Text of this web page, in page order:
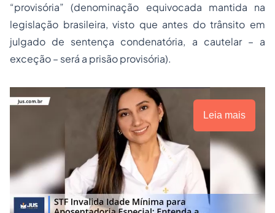
“provisória” (denominação equivocada mantida na
legislação brasileira, visto que antes do trânsito em
julgado de sentença condenatória, a cautelar – a
exceção – será a prisão provisória).
Leia mais